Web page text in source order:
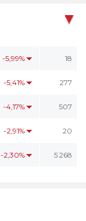
-5,99% 18
-5,41% 277
-4,17% 507
-2,91% 20
-2,30% 5 268